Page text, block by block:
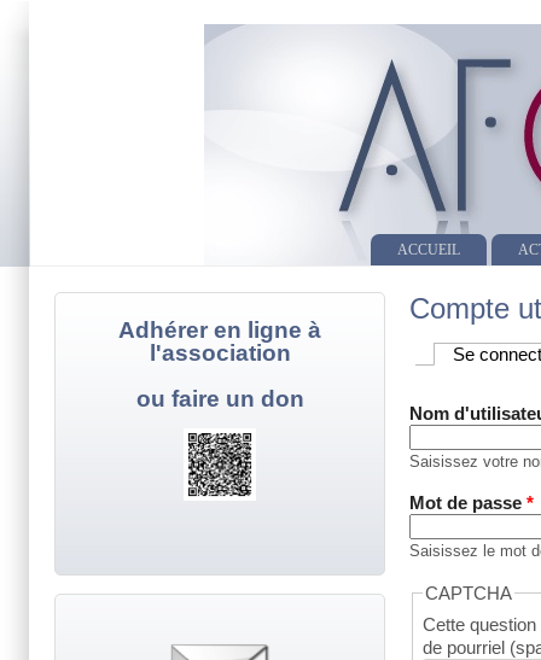
ACCUEIL
Compte
Onglets
Se
Nom
Saisissez votre
Mot de passe *
Saisissez le mot
CAPTCHA
Cette
de pourriel
Adhérer en ligne à
l'association
ou faire un don